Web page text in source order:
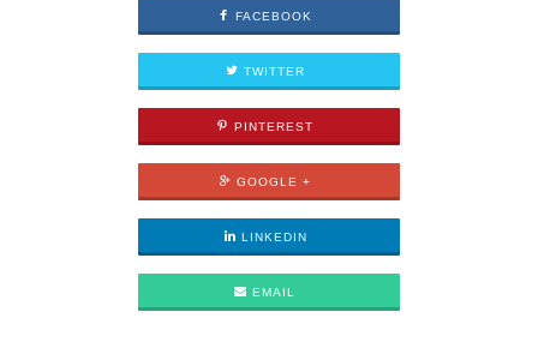
FACEBOOK
TWITTER
PINTEREST
GOOGLE +
LINKEDIN
EMAIL